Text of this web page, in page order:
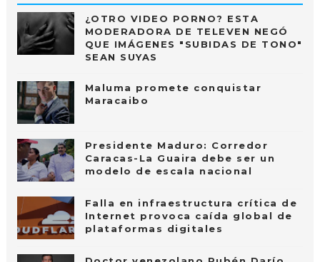
¿OTRO VIDEO PORNO? ESTA
MODERADORA DE TELEVEN NEGÓ
QUE IMÁGENES "SUBIDAS DE TONO"
SEAN SUYAS
Maluma promete conquistar
Maracaibo
Presidente Maduro: Corredor
Caracas-La Guaira debe ser un
modelo de escala nacional
Falla en infraestructura crítica de
Internet provoca caída global de
plataformas digitales